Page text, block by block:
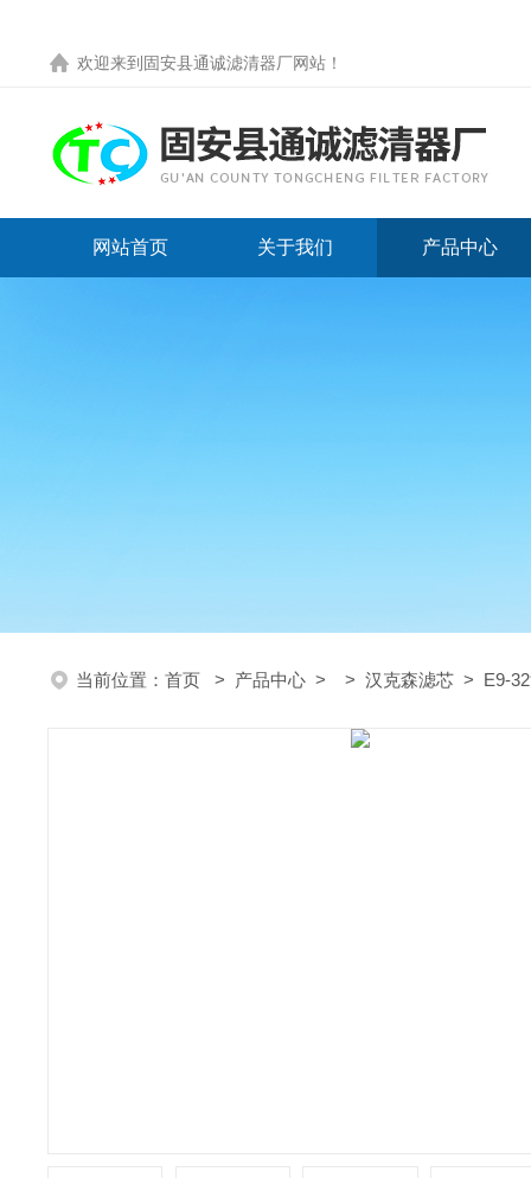
欢迎来到 固安县通诚滤清器厂网站 ！
网站首页 关于我们 产品中心
当前位置： 首页 > 产品中心 > > 汉克森滤芯 > E9-